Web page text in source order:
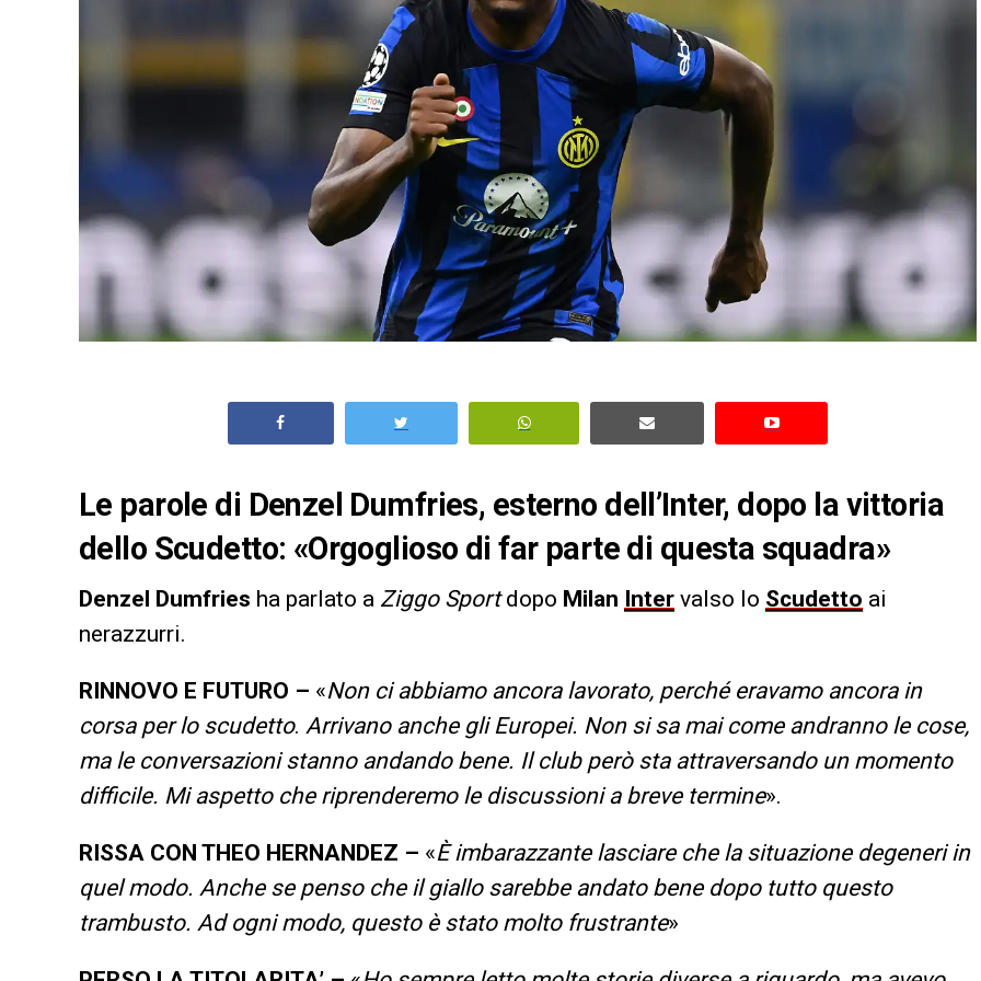
Le parole di Denzel Dumfries, esterno dell’Inter, dopo la vittoria
dello Scudetto: «Orgoglioso di far parte di questa squadra»
Denzel Dumfries ha parlato a Ziggo Sportdopo Milan Inter valso lo Scudetto ai
nerazzurri.
RINNOVO E FUTURO – «Non ci abbiamo ancora lavorato, perché eravamo ancora in
corsa per lo scudetto. Arrivano anche gli Europei. Non si sa mai come andranno le cose,
ma le conversazioni stanno andando bene. Il club però sta attraversando un momento
difficile. Mi aspetto che riprenderemo le discussioni a breve termine».
RISSA CON THEO HERNANDEZ – «È imbarazzante lasciare che la situazione degeneri in
quel modo. Anche se penso che il giallo sarebbe andato bene dopo tutto questo
trambusto. Ad ogni modo, questo è stato molto frustrante»